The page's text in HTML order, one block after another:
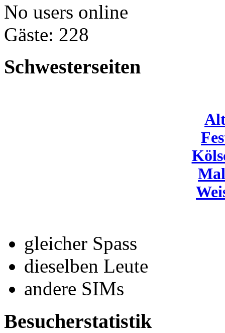
No users online
Gäste: 228
Schwesterseiten
gleicher Spass
dieselben Leute
andere SIMs
Besucherstatistik